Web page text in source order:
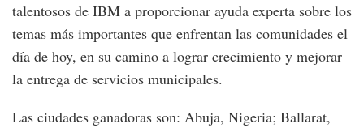
talentosos de IBM a proporcionar ayuda experta sobre los
temas más importantes que enfrentan las comunidades el
día de hoy, en su camino a lograr crecimiento y mejorar
la entrega de servicios municipales.
Las ciudades ganadoras son: Abuja, Nigeria; Ballarat,